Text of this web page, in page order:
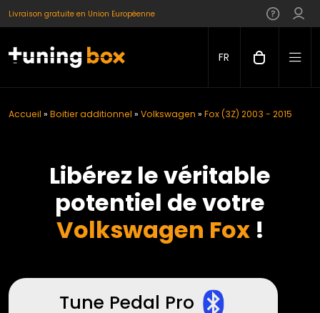
Livraison gratuite en Union Européenne
FR
Accueil » Boitier additionnel » Volkswagen » Fox (3Z) 2003 - 2015
Libérez le véritable
potentiel de votre
Volkswagen Fox!
Tune Pedal Pro